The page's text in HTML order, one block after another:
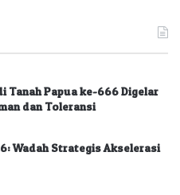
Tanah Papua ke-666 Digelar
dan Toleransi
Wadah Strategis Akselerasi